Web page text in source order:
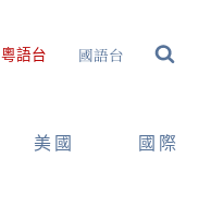
粵語台 國語台
美國 國際